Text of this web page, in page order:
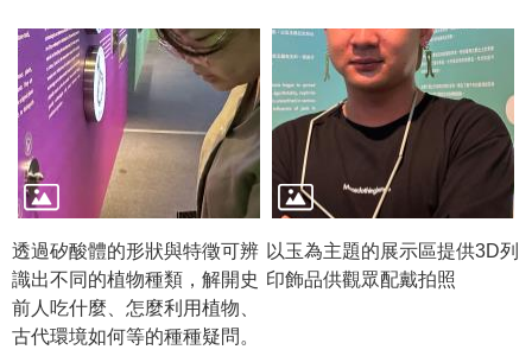
透過矽酸體的形狀與特徵可辨
識出不同的植物種類，解開史
前人吃什麼、怎麼利用植物、
古代環境如何等的種種疑問。
以玉為主題的展示區提供3D列
印飾品供觀眾配戴拍照